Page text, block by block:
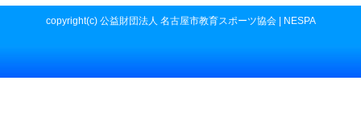
copyright(c) 公益財団法人 名古屋市教育スポーツ協会 | NESPA